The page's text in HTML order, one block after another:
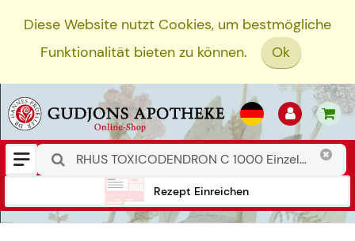
Diese Website nutzt Cookies, um bestmögliche
Funktionalität bieten zu können.
Ok
Rezept Einreichen